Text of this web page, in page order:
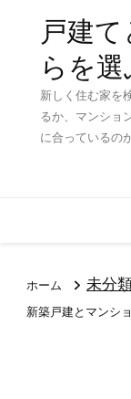
戸建
らを
新しく住む家を
るか、マンショ
に合っているの
ホーム 未分
新築戸建とマンシ